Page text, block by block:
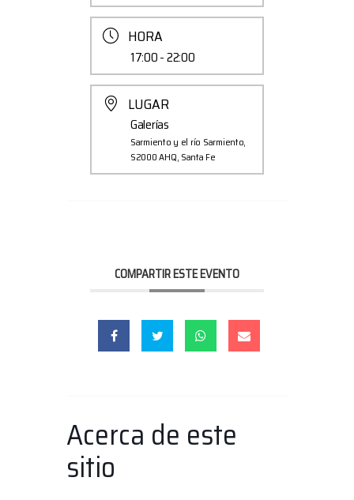
HORA
17:00 - 22:00
LUGAR
Galerías
Sarmiento y el río Sarmiento,
S2000 AHQ, Santa Fe
COMPARTIR ESTE EVENTO
Acerca de este
sitio